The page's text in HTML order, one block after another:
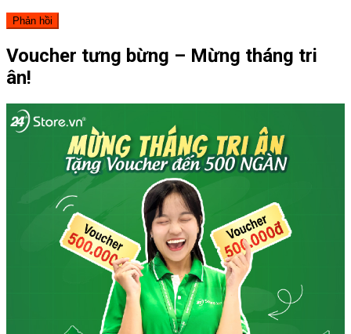
Voucher tưng bừng – Mừng tháng tri
ân!